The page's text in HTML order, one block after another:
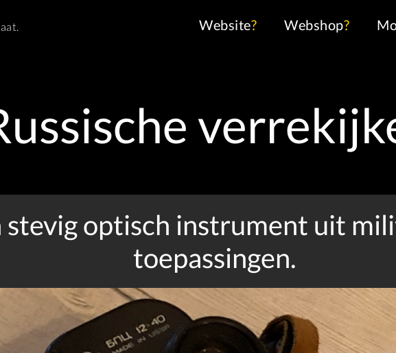
Website? Webshop?
stevig optisch instrument uit
toepassingen.